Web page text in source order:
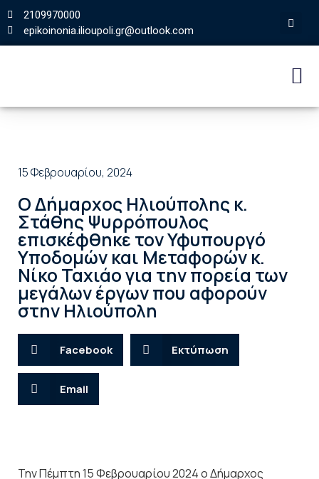
2109970000
epikoinonia.ilioupoli.gr@outlook.com
15 Φεβρουαρίου, 2024
O Δήμαρχος Ηλιούπολης κ.
Στάθης Ψυρρόπουλος
επισκέφθηκε τον Υφυπουργό
Υποδομών και Μεταφορών κ.
Νίκο Ταχιάο για την πορεία των
μεγάλων έργων που αφορούν
στην Ηλιούπολη
Facebook Εκτύπωση
Email
Την Πέμπτη 15 Φεβρουαρίου 2024 ο Δήμαρχος